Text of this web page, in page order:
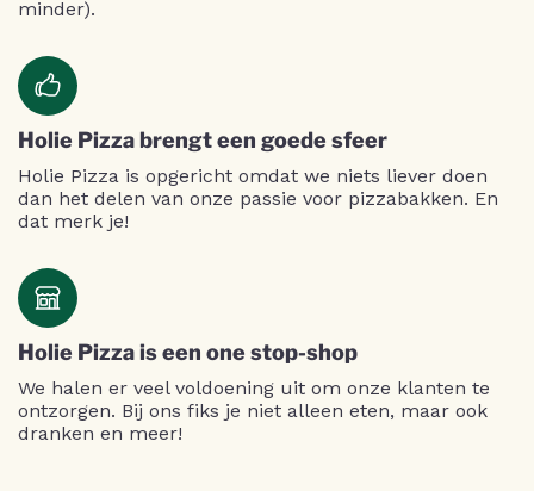
minder).
Holie Pizza brengt een goede sfeer
Holie Pizza is opgericht omdat we niets liever doen
dan het delen van onze passie voor pizzabakken. En
dat merk je!
Holie Pizza is een one stop-shop
We halen er veel voldoening uit om onze klanten te
ontzorgen. Bij ons fiks je niet alleen eten, maar ook
dranken en meer!